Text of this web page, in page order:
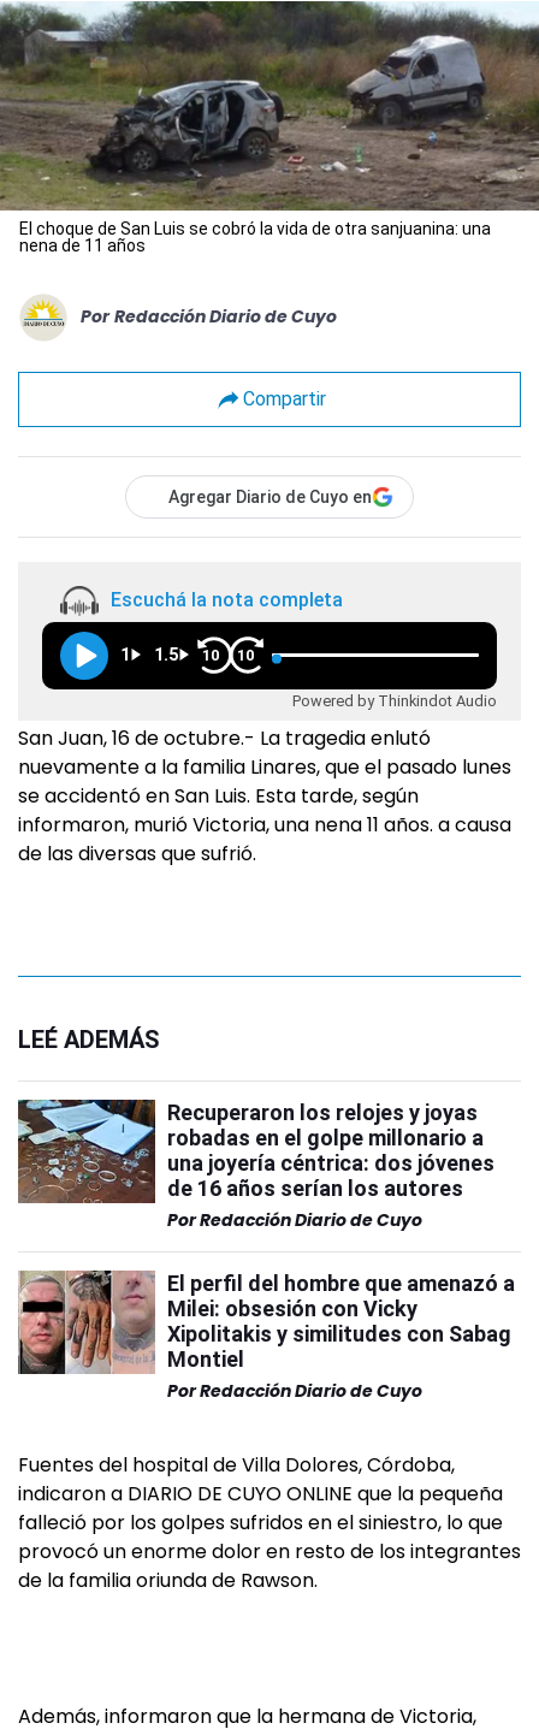
El choque de San Luis se cobró la vida de otra sanjuanina: una
nena de 11 años
Por Redacción Diario de Cuyo
Compartir
Agregar Diario de Cuyo en
Escuchá la nota completa
1 1.5 10 10
Powered by Thinkindot Audio
San Juan, 16 de octubre.- La tragedia enlutó
nuevamente a la familia Linares, que el pasado lunes
se accidentó en San Luis. Esta tarde, según
informaron, murió Victoria, una nena 11 años. a causa
de las diversas que sufrió.
LEÉ ADEMÁS
Recuperaron los relojes y joyas
robadas en el golpe millonario a
una joyería céntrica: dos jóvenes
de 16 años serían los autores
PorRedacción Diario de Cuyo
El perfil del hombre que amenazó a
Milei: obsesión con Vicky
Xipolitakis y similitudes con Sabag
Montiel
PorRedacción Diario de Cuyo
Fuentes del hospital de Villa Dolores, Córdoba,
indicaron a DIARIO DE CUYO ONLINE que la pequeña
falleció por los golpes sufridos en el siniestro, lo que
provocó un enorme dolor en resto de los integrantes
de la familia oriunda de Rawson.
Además, informaron que la hermana de Victoria,